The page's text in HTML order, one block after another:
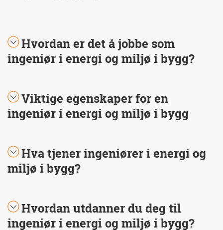
Hvordan er det å jobbe som
ingeniør i energi og miljø i bygg?
Viktige egenskaper for en
ingeniør i energi og miljø i bygg
Hva tjener ingeniører i energi og
miljø i bygg?
Hvordan utdanner du deg til
ingeniør i energi og miljø i bygg?